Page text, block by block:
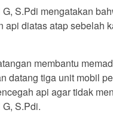
S.Pdi mengatakan
diatas atap sebelah
membantu
datang tiga unit mobil
api agar tidak
S.Pdi.